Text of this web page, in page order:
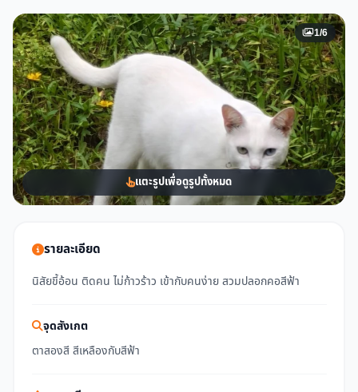
1/6
แตะรูปเพื่อดูรูปทั้งหมด
รายละเอียด
นิสัยขี้อ้อน ติดคน ไม่ก้าวร้าว เข้ากับคนง่าย สวมปลอกคอสีฟ้า
จุดสังเกต
ตาสองสี สีเหลืองกับสีฟ้า